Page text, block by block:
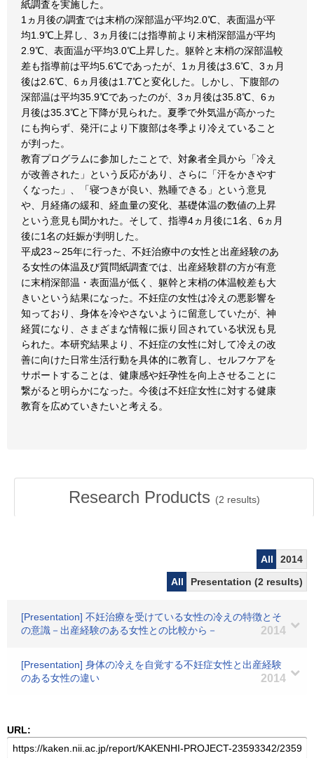
紙調査を実施した。
1ヵ月後の調査では末梢の深部温が平均2.0℃、表面温が平
均1.9℃上昇し、3ヵ月後には指導前より末梢深部温が平均
2.9℃、表面温が平均3.0℃上昇した。躯幹と末梢の深部温較
差も指導前は平均5.6℃であったが、1ヵ月後は3.6℃、3ヵ月
後は2.6℃、6ヵ月後は1.7℃と変化した。しかし、下腹部の
深部温は平均35.9℃であったのが、3ヵ月後は35.8℃、6ヵ
月後は35.3℃と下降が見られた。夏季で外気温が高かった
にも拘らず、発汗により下腹部は冬季より冷えていること
が判った。
教育プログラムに参加したことで、対象者全員から「冷え
が改善された」という反応があり、さらに「汗をかきやす
くなった」、「寝つきが良い、熟睡できる」という意見
や、月経痛の緩和、経血量の変化、基礎体温の数値の上昇
という意見も聞かれた。そして、指導4ヵ月後に1名、6ヵ月
後に1名の妊娠が判明した。
平成23～25年に行った、不妊治療中の女性と出産経験のあ
る女性の体温及び質問紙調査では、出産経験群の方が有意
に末梢深部温・表面温が低く、躯幹と末梢の体温較差も大
きいという結果になった。不妊症の女性は冷えの悪影響を
知っており、身体を冷やさないように留意していたが、神
経質になり、さまざまな情報に振り回されている状況も見
られた。本研究結果より、不妊症の女性に対して冷えの改
善に向けた日常生活行動を具体的に教育し、セルフケアを
サポートすることは、健康感や妊孕性を向上させることに
繋がると明らかになった。今後は不妊症女性に対する健康
教育を広めていきたいと考える。
Research Products (2 results)
All
2014
All
Presentation (2 results)
[Presentation] 不妊治療を受けている女性の冷えの特徴とそ
の意識－出産経験のある女性との比較から－
2014
[Presentation] 身体の冷えを自覚する不妊症女性と出産経験
のある女性の違い
2014
URL: